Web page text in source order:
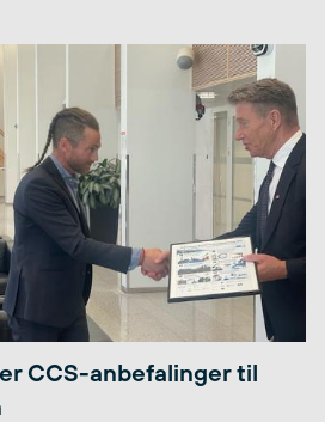
CCS-anbefalinger til